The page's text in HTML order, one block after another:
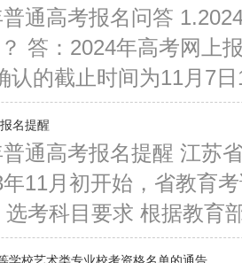
通高考报名问答
答：2024年高考网上
认的截止时间为11月7
名提醒
通高考报名提醒 江苏
11月初开始，省教育
考科目要求 根据教育